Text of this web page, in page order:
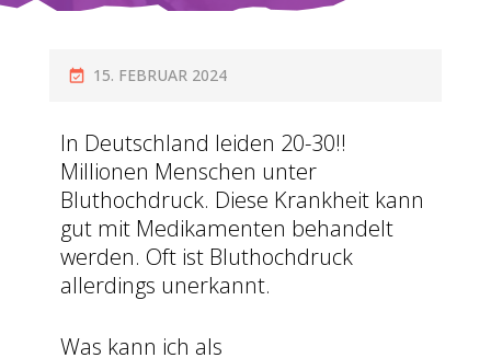
15. FEBRUAR 2024
In Deutschland leiden 20-30!!
Millionen Menschen unter
Bluthochdruck. Diese Krankheit kann
gut mit Medikamenten behandelt
werden. Oft ist Bluthochdruck
allerdings unerkannt.
Was kann ich als